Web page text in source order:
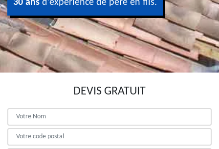
30 ans d'expérience de père en fils.
DEVIS GRATUIT